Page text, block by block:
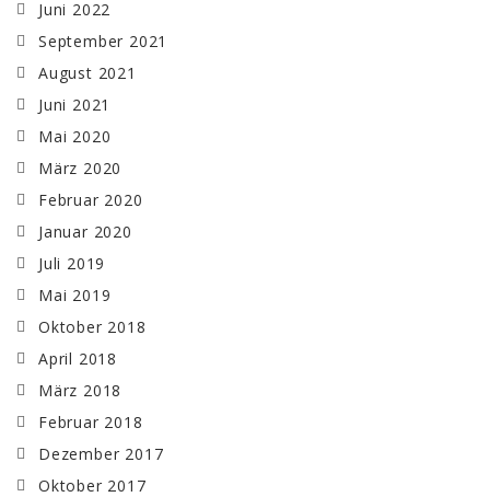
Juni 2022
September 2021
August 2021
Juni 2021
Mai 2020
März 2020
Februar 2020
Januar 2020
Juli 2019
Mai 2019
Oktober 2018
April 2018
März 2018
Februar 2018
Dezember 2017
Oktober 2017